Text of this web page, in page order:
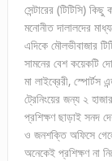
সেন্টারের (টিটিসি)
মনোনীত দালালদের
এদিকে মৌলভীবাজার
সামনের বেশ কয়েকটি
মা লাইব্রেরী, স্পোর্টস
ট্রেনিংয়ের জন্য ২
প্রশিক্ষণ ছাড়াই সনদ
ও জনশক্তি অফিসে
অনেকেই প্রশিক্ষণ না